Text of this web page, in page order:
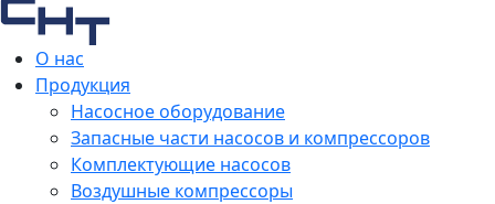
О нас
Продукция
Насосное оборудование
Запасные части насосов и компрессоров
Комплектующие насосов
Воздушные компрессоры